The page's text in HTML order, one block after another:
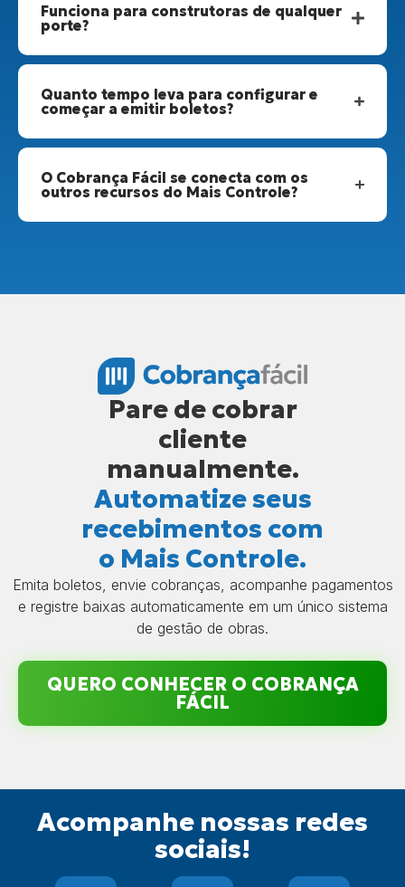
Funciona para construtoras de qualquer
porte?
Quanto tempo leva para configurar e
começar a emitir boletos?
O Cobrança Fácil se conecta com os
outros recursos do Mais Controle?
Pare de cobrar
cliente
manualmente.
Automatize seus
recebimentos com
o Mais Controle.
Emita boletos, envie cobranças, acompanhe pagamentos
e registre baixas automaticamente em um único sistema
de gestão de obras.
QUERO CONHECER O COBRANÇA
FÁCIL
Acompanhe nossas redes
sociais!